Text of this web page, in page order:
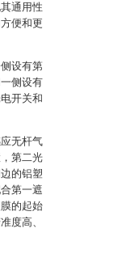
通用性
便和更
设有第
侧设有
开关和
无杆气
第二光
的铝塑
第一遮
的起始
度高、